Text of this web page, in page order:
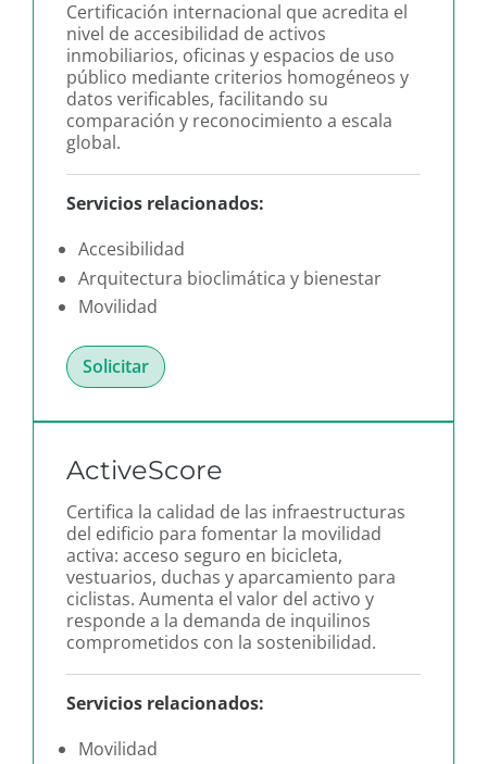
Certificación internacional que acredita el
nivel de accesibilidad de activos
inmobiliarios, oficinas y espacios de uso
público mediante criterios homogéneos y
datos verificables, facilitando su
comparación y reconocimiento a escala
global.
Servicios relacionados:
Accesibilidad
Arquitectura bioclimática y bienestar
Movilidad
Solicitar
ActiveScore
Certifica la calidad de las infraestructuras
del edificio para fomentar la movilidad
activa: acceso seguro en bicicleta,
vestuarios, duchas y aparcamiento para
ciclistas. Aumenta el valor del activo y
responde a la demanda de inquilinos
comprometidos con la sostenibilidad.
Servicios relacionados:
Movilidad